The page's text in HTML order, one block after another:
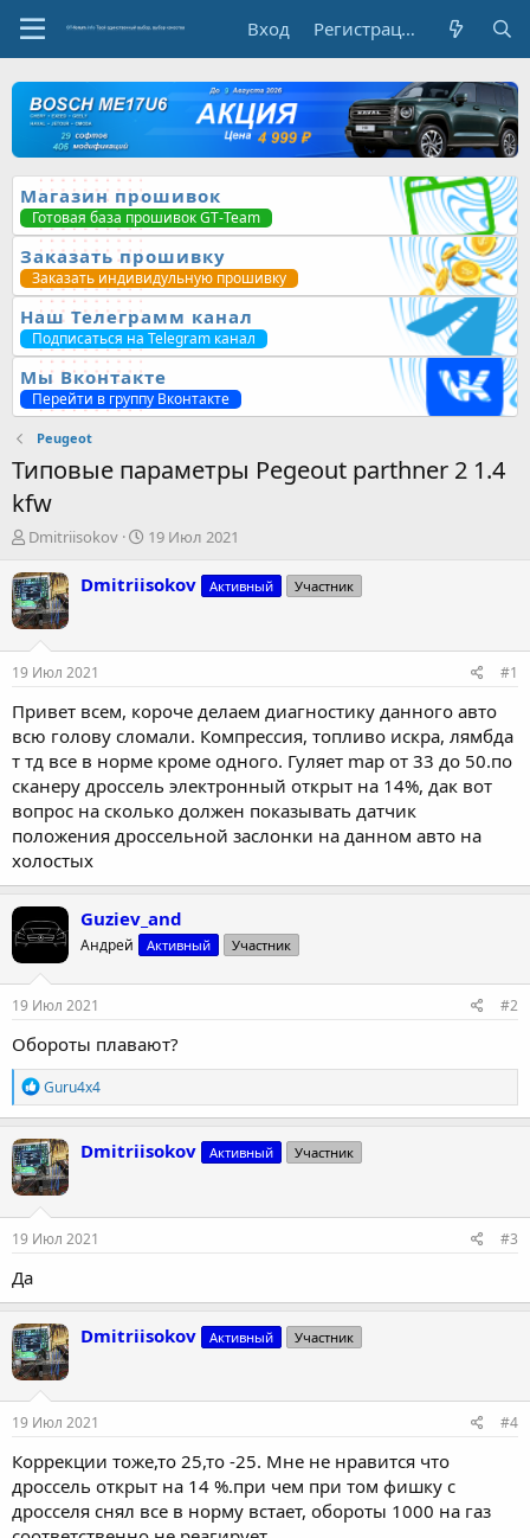
Вход Регистрация
Магазин прошивок
Готовая база прошивок GT-Team
Заказать прошивку
Заказать индивидульную прошивку
Наш Телеграмм канал
Подписаться на Telegram канал
Мы Вконтакте
Перейти в группу Вконтакте
Peugeot
Типовые параметры Pegeout parthner 2 1.4
kfw
А
т
о
р
е
м
ы
Dmitriisokov
Д
т
л
а
19 Июл 2021
Dmitriisokov Активный Участник
19 Июл 2021 #1
Привет всем, короче делаем диагностику данного авто
всю голову сломали. Компрессия, топливо искра, лямбда
т тд все в норме кроме одного. Гуляет map от 33 до 50.по
сканеру дроссель электронный открыт на 14%, дак вот
вопрос на сколько должен показывать датчик
положения дроссельной заслонки на данном авто на
холостых
Guziev_and
Андрей Активный Участник
19 Июл 2021 #2
Обороты плавают?
Р
е
а
к
ц
и
и
:
Guru4x4
Dmitriisokov Активный Участник
19 Июл 2021 #3
Да
Dmitriisokov Активный Участник
19 Июл 2021 #4
Коррекции тоже,то 25,то -25. Мне не нравится что
дроссель открыт на 14 %.при чем при том фишку с
дросселя снял все в норму встает, обороты 1000 на газ